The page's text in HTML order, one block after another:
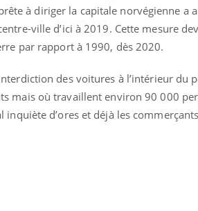
à diriger la capitale norvégienne a
ville d’ici à 2019. Cette mesure
par rapport à 1990, dès 2020.
des voitures à l’intérieur du
mais où travaillent environ 90 000
d’ores et déjà les
sieste empêche-t-elle
dormir la nuit ?
: la fin du comprimé
tous les jours se profile-t-
enfin ?